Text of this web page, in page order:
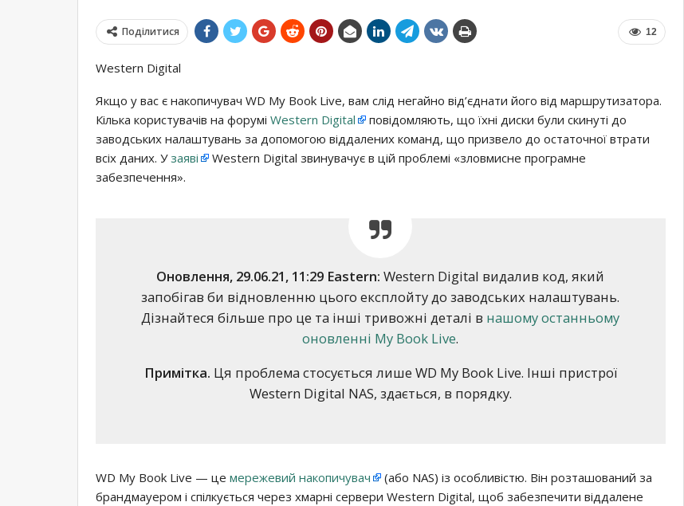
12
Поділитися
Western Digital
Якщо у вас є накопичувач WD My Book Live, вам слід негайно від’єднати його від маршрутизатора.
Кілька користувачів на форумі Western Digital
повідомляють, що їхні диски були скинуті до
заводських налаштувань за допомогою віддалених команд, що призвело до остаточної втрати
всіх даних. Узаяві
Western Digital звинувачує в цій проблемі «зловмисне програмне
забезпечення».
Оновлення, 29.06.21, 11:29 Eastern: Western Digital видалив код, який
запобігав би відновленню цього експлойту до заводських налаштувань.
Дізнайтеся більше про це та інші тривожні деталі в нашому останньому
оновленні My Book Live.
Примітка. Ця проблема стосується лише WD My Book Live. Інші пристрої
Western Digital NAS, здається, в порядку.
WD My Book Live — це мережевий накопичувач
(або NAS) із особливістю. Він розташований за
брандмауером і спілкується через хмарні сервери Western Digital, щоб забезпечити віддалене